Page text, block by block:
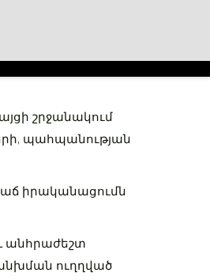
շրջանակում
պահպանության
իրականացումն
անհրաժեշտ
ուղղված